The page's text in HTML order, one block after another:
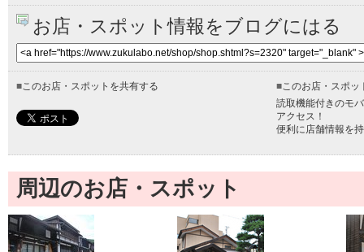
お店・スポット情報をブログにはる
■このお店・スポットを共有する ■このお店・スポッ
読取機能付きのモ
アクセス！
便利に店舗情報を
周辺のお店・スポット